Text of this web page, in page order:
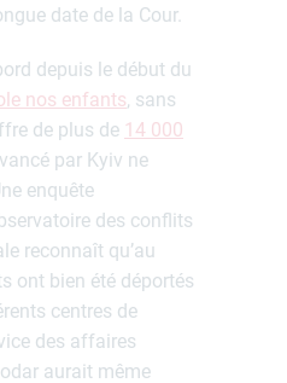
date de la Cour.
depuis le début du
nos enfants, sans
de plus de 14 000
par Kyiv ne
enquête
des conflits
reconnaît qu’au
ont bien été déportés
centres de
des affaires
aurait même